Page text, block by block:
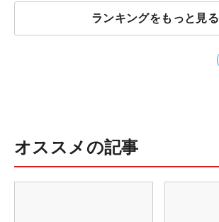
ランキングをもっと見る
オススメの記事